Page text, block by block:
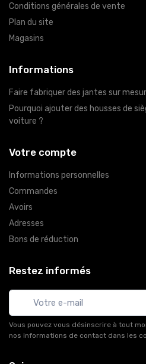
Conditions générales de vente
Plan du site
Magasins
Informations
Faire fabriquer des jantes sur
Pourquoi ajouter des housses de
voiture ?
Votre compte
Informations personnelles
Commandes
Avoirs
Adresses
Bons de réduction
Restez informés
Vous pouvez vous désinscrire à tout
nos informations de contact dans les